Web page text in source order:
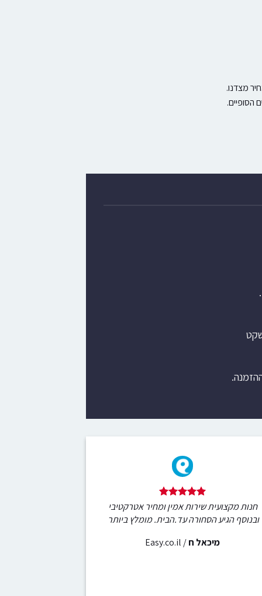
מצדנו.
חנות מקצועית שירות אמין ומחיר אטרקטיבי
ובנוסף הגיע הסחורה עד.הבית. מומלץ ביותר
מיכאל ח/
Easy.co.il